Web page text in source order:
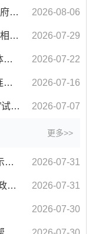
规范管理 稳企惠民 上半年我市政府采购资金节约率14.4% 2026-08-06
深耕数据赋能 优化政务服务 ——相山区持续擦亮“相办无忧”服务品牌 2026-07-29
严守“四道关” 牢牢扛起招标人主体责任 ——安徽省淮北市深化招投标领域“阳光交易”改革的经验 2026-07-22
“人才面对面”濉溪专场 搭起政企连心桥 2026-07-16
市生态环境局窗口推进“跨域通办”试点 服务再升级 办事更便利 2026-07-07
更多>>
市投资促进中心开展党风廉政警示教育活动 2026-07-31
【淮北公积金】以案为鉴 规范行政履职 2026-07-31
2026-07-30